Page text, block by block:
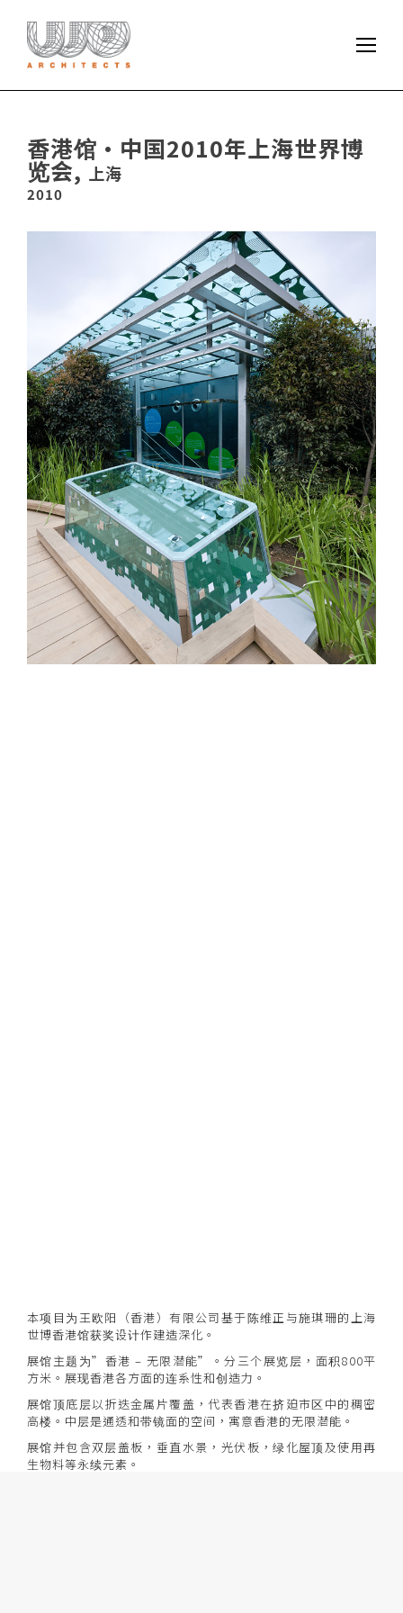
香港馆•中国2010年上海世界博
览会,上海
2010
本项目为王欧阳（香港）有限公司基于陈维正与施琪珊的上海
世博香港馆获奖设计作建造深化。
展馆主题为”香港 – 无限潜能”。分三个展览层，面积800平
方米。展现香港各方面的连系性和创造力。
展馆顶底层以折迭金属片覆盖，代表香港在挤廹市区中的稠密
高楼。中层是通透和带镜面的空间，寓意香港的无限潜能。
展馆并包含双层盖板，垂直水景，光伏板，绿化屋顶及使用再
生物料等永续元素。